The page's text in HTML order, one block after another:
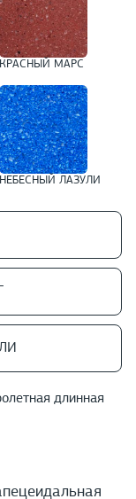
длинная
КРАСНЫЙ МАРС
НЕБЕСНЫЙ ЛАЗУЛИ